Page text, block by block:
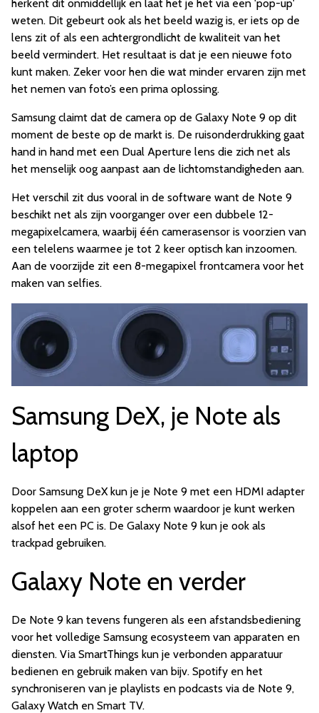
herkent dit onmiddellijk en laat het je het via een 'pop-up'
weten. Dit gebeurt ook als het beeld wazig is, er iets op de
lens zit of als een achtergrondlicht de kwaliteit van het
beeld vermindert. Het resultaat is dat je een nieuwe foto
kunt maken. Zeker voor hen die wat minder ervaren zijn met
het nemen van foto’s een prima oplossing.
Samsung claimt dat de camera op de Galaxy Note 9 op dit
moment de beste op de markt is. De ruisonderdrukking gaat
hand in hand met een Dual Aperture lens die zich net als
het menselijk oog aanpast aan de lichtomstandigheden aan.
Het verschil zit dus vooral in de software want de Note 9
beschikt net als zijn voorganger over een dubbele 12-
megapixelcamera, waarbij één camerasensor is voorzien van
een telelens waarmee je tot 2 keer optisch kan inzoomen.
Aan de voorzijde zit een 8-megapixel frontcamera voor het
maken van selfies.
Samsung DeX, je Note als
laptop
Door Samsung DeX kun je je Note 9 met een HDMI adapter
koppelen aan een groter scherm waardoor je kunt werken
alsof het een PC is. De Galaxy Note 9 kun je ook als
trackpad gebruiken.
Galaxy Note en verder
De Note 9 kan tevens fungeren als een afstandsbediening
voor het volledige Samsung ecosysteem van apparaten en
diensten. Via SmartThings kun je verbonden apparatuur
bedienen en gebruik maken van bijv. Spotify en het
synchroniseren van je playlists en podcasts via de Note 9,
Galaxy Watch en Smart TV.